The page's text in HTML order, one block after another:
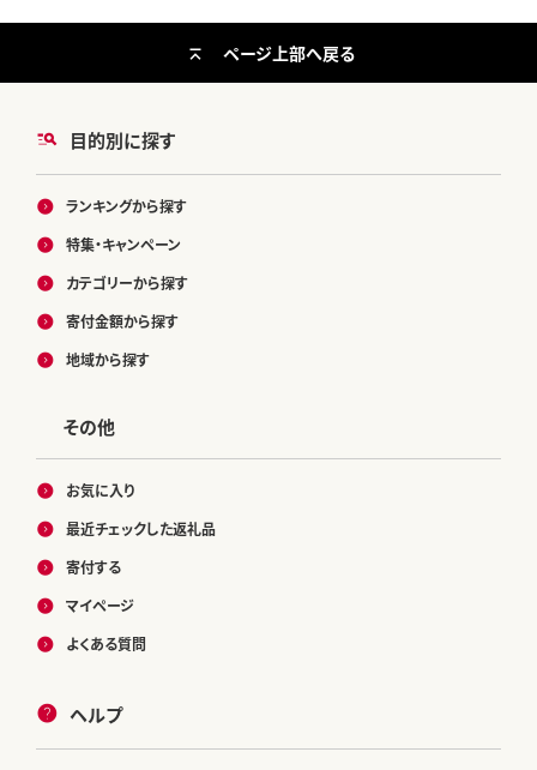
目的別に探す
ランキングから探す
特集・キャンペーン
カテゴリーから探す
寄付金額から探す
地域から探す
その他
お気に入り
最近チェックした返礼品
寄付する
マイページ
よくある質問
ヘルプ
ページ上部へ戻る